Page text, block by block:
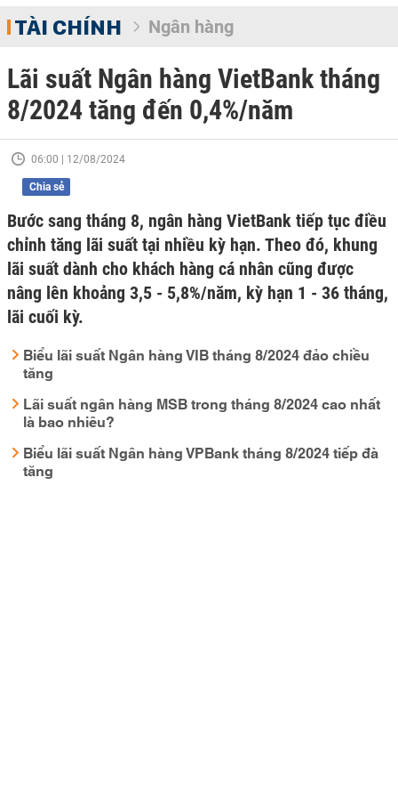
TÀI CHÍNH Ngân hàng
Lãi suất Ngân hàng VietBank tháng
8/2024 tăng đến 0,4%/năm
06:00 | 12/08/2024
Chia sẻ
Bước sang tháng 8, ngân hàng VietBank tiếp tục điều
chỉnh tăng lãi suất tại nhiều kỳ hạn. Theo đó, khung
lãi suất dành cho khách hàng cá nhân cũng được
nâng lên khoảng 3,5 - 5,8%/năm, kỳ hạn 1 - 36 tháng,
lãi cuối kỳ.
Biểu lãi suất Ngân hàng VIB tháng 8/2024 đảo chiều
tăng
Lãi suất ngân hàng MSB trong tháng 8/2024 cao nhất
là bao nhiêu?
Biểu lãi suất Ngân hàng VPBank tháng 8/2024 tiếp đà
tăng